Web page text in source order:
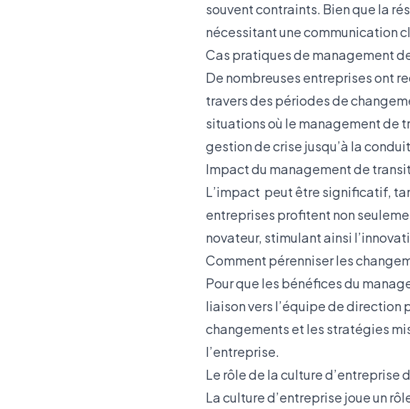
souvent contraints. Bien que la
nécessitant une communication
Cas pratiques de management
De nombreuses entreprises ont
travers des périodes de
situations où le management de
gestion de crise jusqu’à la
Impact du management de
L’impact peut être significatif,
entreprises profitent non
novateur, stimulant ainsi
Comment pérenniser les
Pour que les bénéfices du
liaison vers l’équipe de direction
changements et les stratégies
l’entreprise.
Le rôle de la culture d’entreprise
La culture d’entreprise joue un